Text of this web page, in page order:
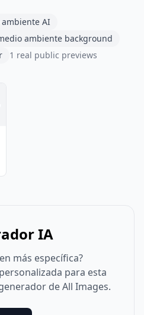
AI
ambiente background
1 real public previews
IA
más específica?
para esta
de All Images.